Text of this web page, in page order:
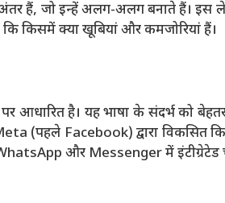
अंतर हैं, जो इन्हें अलग-अलग बनाते हैं। इस
किसमें क्या खूबियां और कमजोरियां हैं।
आधारित है। यह भाषा के संदर्भ को
(पहले Facebook) द्वारा विकसित
और Messenger में इंटीग्रेटेड